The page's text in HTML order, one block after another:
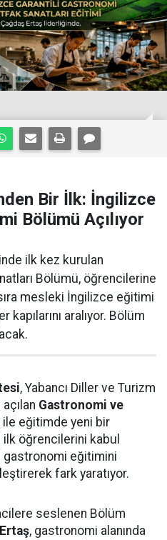
Bir İlk: İngilizce
Bölümü Açılıyor
ilk kez kurulan
Bölümü, öğrencilerine
mesleki İngilizce eğitimi
aralıyor. Bölüm
, Yabancı Diller ve Turizm
Gastronomi ve
ile eğitimde yeni bir
ilk öğrencilerini kabul
gastronomi eğitimini
fark yaratıyor.
seslenen Bölüm
, gastronomi alanında